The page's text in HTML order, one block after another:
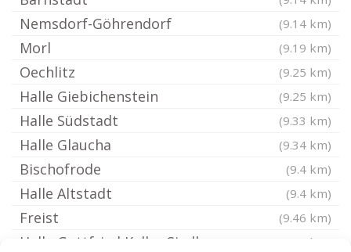
Nemsdorf-Göhrendorf (9.14 km)
Morl (9.19 km)
Oechlitz (9.25 km)
Halle Giebichenstein (9.25 km)
Halle Südstadt (9.33 km)
Halle Glaucha (9.34 km)
Bischofrode (9.4 km)
Halle Altstadt (9.4 km)
Freist (9.46 km)
Halle Gottfried Keller Siedlung (9.48 km)